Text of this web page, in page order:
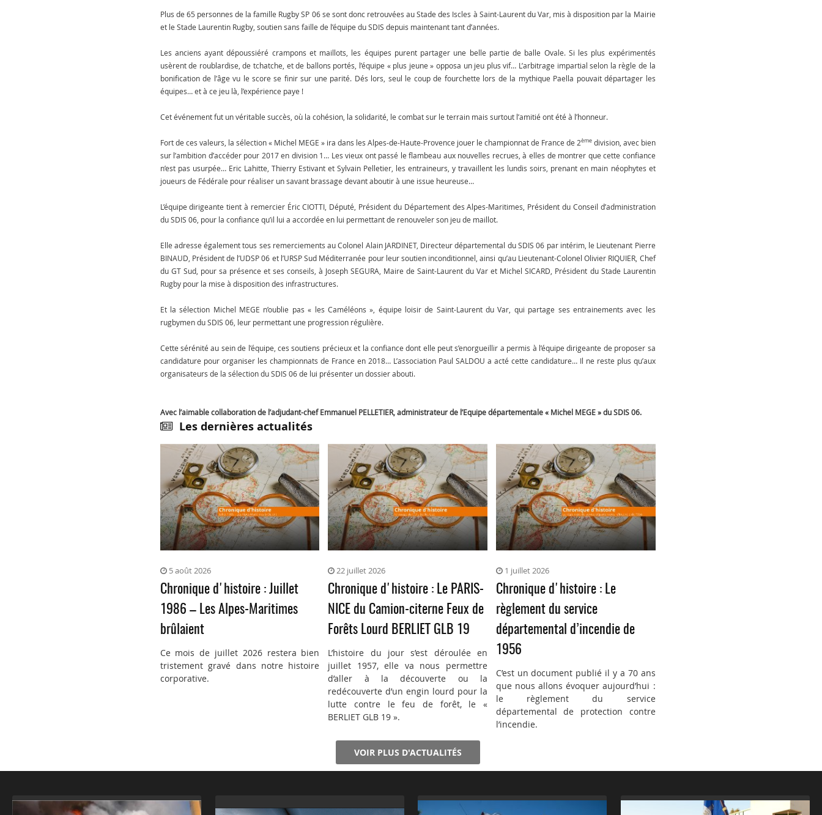
Plus de 65 personnes de la famille Rugby SP 06 se sont donc retrouvées au Stade des Iscles à Saint-Laurent du Var, mis à disposition par la Mairie
et le Stade Laurentin Rugby, soutien sans faille de l’équipe du SDIS depuis maintenant tant d’années.
Les anciens ayant dépoussiéré crampons et maillots, les équipes purent partager une belle partie de balle Ovale. Si les plus expérimentés
usèrent de roublardise, de tchatche, et de ballons portés, l’équipe « plus jeune » opposa un jeu plus vif… L’arbitrage impartial selon la règle de la
bonification de l’âge vu le score se finir sur une parité. Dés lors, seul le coup de fourchette lors de la mythique Paella pouvait départager les
équipes… et à ce jeu là, l’expérience paye !
Cet événement fut un véritable succès, où la cohésion, la solidarité, le combat sur le terrain mais surtout l’amitié ont été à l’honneur.
Fort de ces valeurs, la sélection « Michel MEGE » ira dans les Alpes-de-Haute-Provence jouer le championnat de France de 2èmedivision, avec bien
sur l’ambition d’accéder pour 2017 en division 1… Les vieux ont passé le flambeau aux nouvelles recrues, à elles de montrer que cette confiance
n’est pas usurpée… Eric Lahitte, Thierry Estivant et Sylvain Pelletier, les entraineurs, y travaillent les lundis soirs, prenant en main néophytes et
joueurs de Fédérale pour réaliser un savant brassage devant aboutir à une issue heureuse…
L’équipe dirigeante tient à remercier Éric CIOTTI, Député, Président du Département des Alpes-Maritimes, Président du Conseil d’administration
du SDIS 06, pour la confiance qu’il lui a accordée en lui permettant de renouveler son jeu de maillot.
Elle adresse également tous ses remerciements au Colonel Alain JARDINET, Directeur départemental du SDIS 06 par intérim, le Lieutenant Pierre
BINAUD, Président de l’UDSP 06 et l’URSP Sud Méditerranée pour leur soutien inconditionnel, ainsi qu’au Lieutenant-Colonel Olivier RIQUIER, Chef
du GT Sud, pour sa présence et ses conseils, à Joseph SEGURA, Maire de Saint-Laurent du Var et Michel SICARD, Président du Stade Laurentin
Rugby pour la mise à disposition des infrastructures.
Et la sélection Michel MEGE n’oublie pas « les Caméléons », équipe loisir de Saint-Laurent du Var, qui partage ses entrainements avec les
rugbymen du SDIS 06, leur permettant une progression régulière.
Cette sérénité au sein de l’équipe, ces soutiens précieux et la confiance dont elle peut s’enorgueillir a permis à l’équipe dirigeante de proposer sa
candidature pour organiser les championnats de France en 2018… L’association Paul SALDOU a acté cette candidature… Il ne reste plus qu’aux
organisateurs de la sélection du SDIS 06 de lui présenter un dossier abouti.
Avec l’aimable collaboration de l’adjudant-chef Emmanuel PELLETIER, administrateur de l’Equipe départementale « Michel MEGE » du SDIS 06.
Les dernières actualités
5 août 2026
Chronique d'histoire : Juillet
1986 – Les Alpes-Maritimes
brûlaient
Ce mois de juillet 2026 restera bien
tristement gravé dans notre histoire
corporative.
22 juillet 2026
Chronique d'histoire : Le PARIS-
NICE du Camion-citerne Feux de
Forêts Lourd BERLIET GLB 19
L’histoire du jour s’est déroulée en
juillet 1957, elle va nous permettre
d’aller à la découverte ou la
redécouverte d’un engin lourd pour la
lutte contre le feu de forêt, le «
BERLIET GLB 19 ».
1 juillet 2026
Chronique d'histoire : Le
règlement du service
départemental d’incendie de
1956
C’est un document publié il y a 70 ans
que nous allons évoquer aujourd’hui :
le règlement du service
départemental de protection contre
l’incendie.
VOIR PLUS D'ACTUALITÉS